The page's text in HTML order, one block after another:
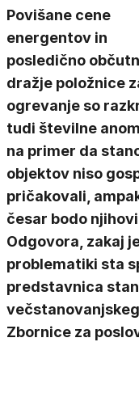
Povišane cene
energentov in
posledično
dražje položnice
ogrevanje so
tudi številne
na primer da
objektov niso
pričakovali,
česar bodo
Odgovora, zakaj
problematiki sta
predstavnica
Zbornice za